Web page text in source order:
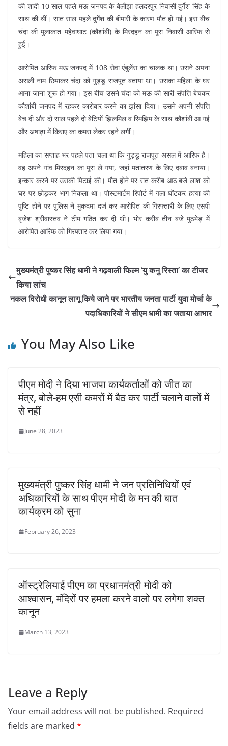
की शादी 10 साल पहले मऊ जनपद के बेलौझा हलदरपुर निवासी दुर्गेश सिंह के
साथ की थीं। सात साल पहले दुर्गेश की बीमारी के कारण मौत हो गई। इस बीच
चंदा की मुलाकात महेवाघाट (कौशांबी) के मिरदहन का पूरा निवासी आरिफ से
हुई।
आरोप‍ित आर‍िफ मऊ जनपद में 108 सेवा एंबुलेंस का चालक था। उसने अपना
असली नाम छिपाकर चंदा को गुड्डू राजपूत बताया था। उसका महिला के घर
आना-जाना शुरू हो गया। इस बीच उसने चंदा को मऊ की सारी संपत्ति बेचकर
कौशांबी जनपद में रहकर कारोबार करने का झांसा दिया। उसने अपनी संपत्ति
बेच दी और दो साल पहले दो बेटियों झिलमिल व रिमझिम के साथ कौशांबी आ गई
और अषाढ़ा में किराए का कमरा लेकर रहने लगीं।
मह‍िला का सप्ताह भर पहले पता चला था कि गुड्डू राजपूत असल में आरिफ है।
वह अपने गांव मिरदहन का पूरा ले गया, जहां मतांतरण के लिए दबाव बनाया।
इन्कार करने पर उसकी पिटाई की। मौत होने पर रात करीब आठ बजे लाश को
घर पर छोड़कर भाग निकला था। पोस्टमार्टम रिपोर्ट में गला घोंटकर हत्या की
पुष्टि होने पर पुलिस ने मुकदमा दर्ज कर आरोपित की गिरफ्तारी के लिए एसपी
बृजेश श्रीवास्तव ने टीम गठित कर दी थी। भोर करीब तीन बजे मुठभेड़ में
आरोपित आरिफ को गिरफ्तार कर लिया गया।
मुख्यमंत्री पुष्कर सिंह धामी ने गढ़वाली फिल्म ‘यु कनु रिस्ता’ का टीजर
किया लांच
नकल विरोधी कानून लागू किये जाने पर भारतीय जनता पार्टी युवा मोर्चा के
पदाधिकारियों ने सीएम धामी का जताया आभार
You May Also Like
पीएम मोदी ने दिया भाजपा कार्यकर्ताओं को जीत का
मंत्र, बोले-हम एसी कमरों में बैठ कर पार्टी चलाने वालों में
से नहीं
June 28, 2023
मुख्यमंत्री पुष्कर सिंह धामी ने जन प्रतिनिधियों एवं
अधिकारियों के साथ पीएम मोदी के मन की बात
कार्यक्रम को सुना
February 26, 2023
ऑस्ट्रेलियाई पीएम का प्रधानमंत्री मोदी को
आश्वासन, मंदिरों पर हमला करने वालो पर लगेगा शक्त
कानून
March 13, 2023
Leave a Reply
Your email address will not be published. Required
fields are marked *